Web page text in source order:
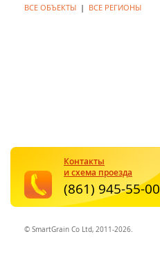
ВСЕ ОБЪЕКТЫ | ВСЕ РЕГИОНЫ
© SmartGrain Co Ltd, 2011-2026.
Контакты
и схема проезда
(861) 945-55-00